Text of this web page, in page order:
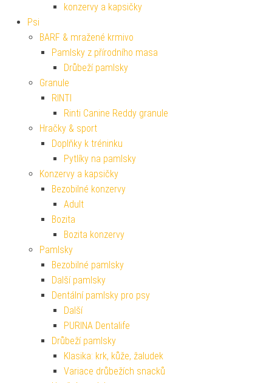
konzervy a kapsičky
Psi
BARF & mražené krmivo
Pamlsky z přírodního masa
Drůbeží pamlsky
Granule
RINTI
Rinti Canine Reddy granule
Hračky & sport
Doplňky k tréninku
Pytlíky na pamlsky
Konzervy a kapsičky
Bezobilné konzervy
Adult
Bozita
Bozita konzervy
Pamlsky
Bezobilné pamlsky
Další pamlsky
Dentální pamlsky pro psy
Další
PURINA Dentalife
Drůbeží pamlsky
Klasika: krk, kůže, žaludek
Variace drůbežích snacků